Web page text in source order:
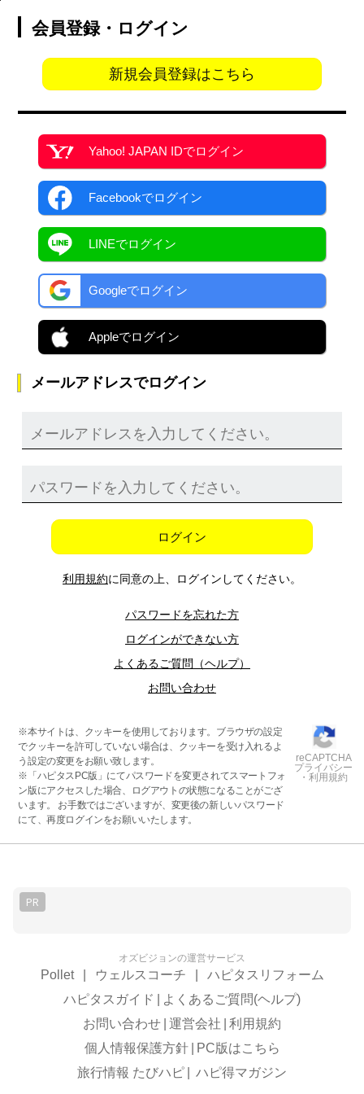
会員登録・ログイン
新規会員登録はこちら
Yahoo! JAPAN IDでログイン
Facebookでログイン
LINEでログイン
Googleでログイン
Appleでログイン
メールアドレスでログイン
ログイン
利用規約に同意の上、ログインしてください。
パスワードを忘れた方
ログインができない方
よくあるご質問（ヘルプ）
お問い合わせ
※本サイトは、クッキーを使用しております。ブラウザの設定
でクッキーを許可していない場合は、クッキーを受け入れるよ
う設定の変更をお願い致します。
※「ハピタスPC版」にてパスワードを変更されてスマートフォ
ン版にアクセスした場合、ログアウトの状態になることがござ
います。 お手数ではございますが、変更後の新しいパスワード
にて、再度ログインをお願いいたします。
reCAPTCHA
プライバシー
・利用規約
PR
オズビジョンの運営サービス
Pollet ウェルスコーチ
ハピタスリフォーム
ハピタスガイド
よくあるご質問(ヘルプ)
お問い合わせ 運営会社
利用規約
個人情報保護方針
PC版はこちら
旅行情報 たびハピ
ハピ得マガジン